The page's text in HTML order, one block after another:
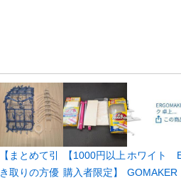
【まとめて引
き取りの方優
【1000円以上
購入者限定】
ホワイト
GOMAKER